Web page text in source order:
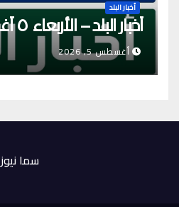
أخبار البلد
أخبار البلد – الأربعاء ٥ أغسطس ٢٠٢٦م
أغسطس 5, 2026
سما نيوز